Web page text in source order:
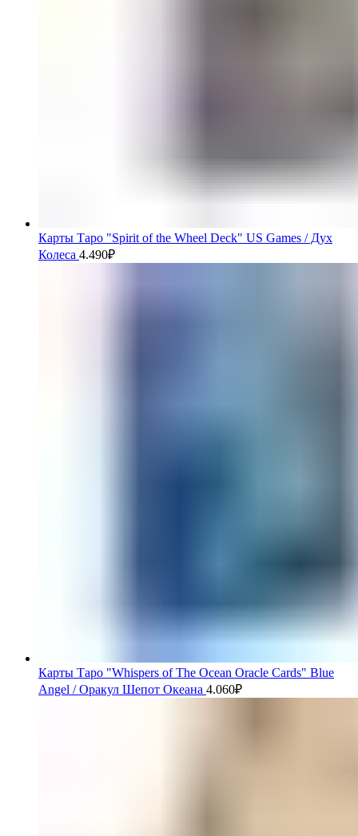
Карты Таро "Spirit of the Wheel Deck" US Games / Дух
Колеса 4.490₽
Карты Таро "Whispers of The Ocean Oracle Cards" Blue
Angel / Оракул Шепот Океана 4.060₽